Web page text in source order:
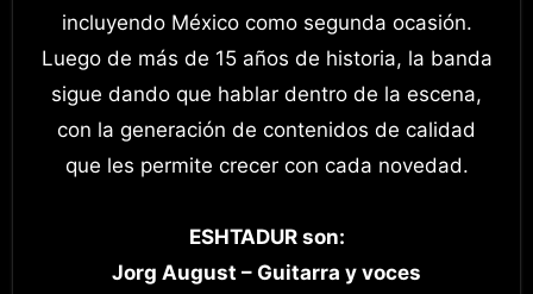
incluyendo México como segunda ocasión.
Luego de más de 15 años de historia, la banda
sigue dando que hablar dentro de la escena,
con la generación de contenidos de calidad
que les permite crecer con cada novedad.
ESHTADUR son:
Jorg August – Guitarra y voces